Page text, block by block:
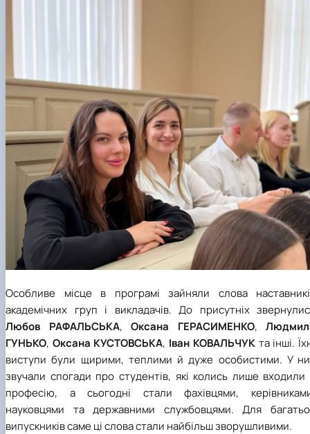
Особливе місце в програмі зайняли слова
академічних груп і викладачів. До присутніх
Любов РАФАЛЬСЬКА, Оксана ГЕРАСИМЕНКО,
ГУНЬКО, Оксана КУСТОВСЬКА, Іван КОВАЛЬЧУКта інші.
виступи були щирими, теплими й дуже особистими. У
звучали спогади про студентів, які колись лише входили
професію, а сьогодні стали фахівцями,
науковцями та державними службовцями. Для
випускників саме ці слова стали найбільш зворушливими.